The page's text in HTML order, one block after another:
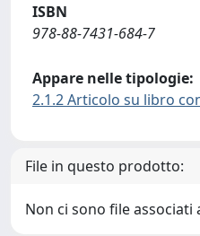
ISBN
978-88-7431-684-7
Appare nelle tipologie:
2.1.2 Articolo su libro
File in questo prodotto:
Non ci sono file